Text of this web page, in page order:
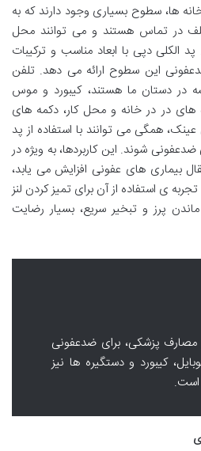
ها، سطوح بسیاری وجود دارند که به
در تماس هستند و می توانند محل
الکلی دپی با ابعاد مناسب و ترکیبات
این سطوح ارائه می دهد. تلفن
در دستان ما هستند، کیبورد و موس
های در در خانه و محل کار، دکمه های
همگی می توانند با استفاده از پد
شوند. این کاربردها، به ویژه در
بیماری های عفونی افزایش می یابد،
ی استفاده از آن برای تمیز کردن لنز
پرز و تبخیر سریع، بسیار رضایت
مصارف پزشکی، برای ضدعفونی
کیبورد و دستگیره ها نیز
است.